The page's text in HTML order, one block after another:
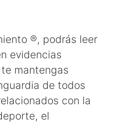
®, podrás leer
evidencias
mantengas
de todos
con la
el